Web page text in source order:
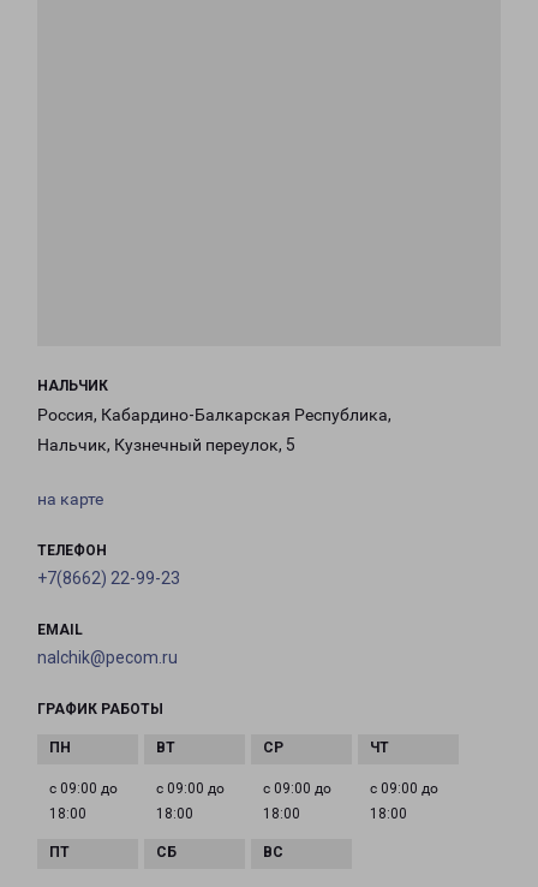
НАЛЬЧИК
Россия, Кабардино-Балкарская Республика,
Нальчик, Кузнечный переулок, 5
на карте
ТЕЛЕФОН
+7(8662) 22-99-23
EMAIL
nalchik@pecom.ru
ГРАФИК РАБОТЫ
с 09:00 до
18:00
с 09:00 до
18:00
с 09:00 до
18:00
с 09:00 до
18:00